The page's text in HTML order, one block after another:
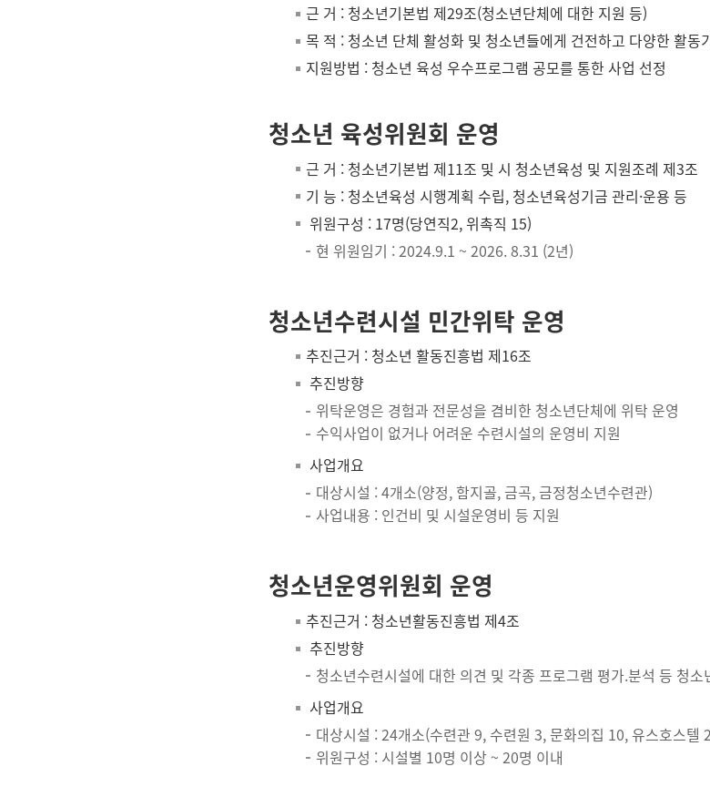
근 거 : 청소년기본법 제29조(청소년단체에 대한 지원 등)
목 적 : 청소년 단체 활성화 및 청소년들에게 건전하고 다양한 활동
지원방법 : 청소년 육성 우수프로그램 공모를 통한 사업 선정
청소년 육성위원회 운영
근 거 : 청소년기본법 제11조 및 시 청소년육성 및 지원조례 제3조
기 능 : 청소년육성 시행계획 수립, 청소년육성기금 관리·운용 등
위원구성 : 17명(당연직2, 위촉직 15)
현 위원임기 : 2024.9.1 ~ 2026. 8.31 (2년)
청소년수련시설 민간위탁 운영
추진근거 : 청소년 활동진흥법 제16조
추진방향
위탁운영은 경험과 전문성을 겸비한 청소년단체에 위탁 운영
수익사업이 없거나 어려운 수련시설의 운영비 지원
사업개요
대상시설 : 4개소(양정, 함지골, 금곡, 금정청소년수련관)
사업내용 : 인건비 및 시설운영비 등 지원
청소년운영위원회 운영
추진근거 : 청소년활동진흥법 제4조
추진방향
청소년수련시설에 대한 의견 및 각종 프로그램 평가.분석 등 청
사업개요
대상시설 : 24개소(수련관 9, 수련원 3, 문화의집 10, 유스호스텔
위원구성 : 시설별 10명 이상 ~ 20명 이내